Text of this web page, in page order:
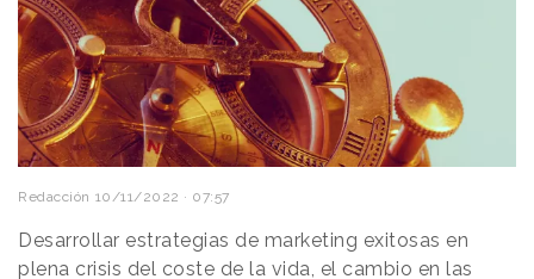
Redacción 10/11/2022 · 07:57
Desarrollar estrategias de marketing exitosas en
plena crisis del coste de la vida, el cambio en las